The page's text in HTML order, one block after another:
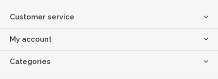
Customer service
My account
Categories